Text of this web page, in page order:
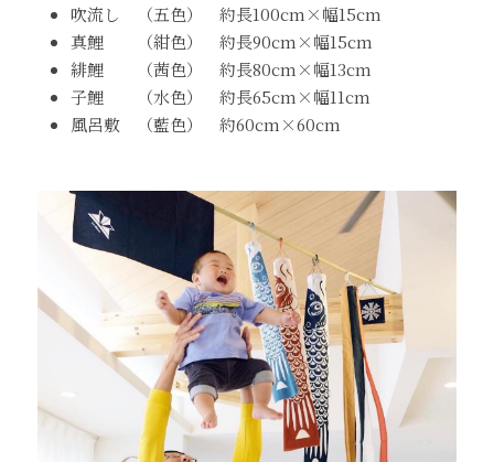
吹流し　（五色）　約長100cm×幅15cm
真鯉　　（紺色）　約長90cm×幅15cm
緋鯉　　（茜色）　約長80cm×幅13cm
子鯉　　（水色）　約長65cm×幅11cm
風呂敷　（藍色）　約60cm×60cm